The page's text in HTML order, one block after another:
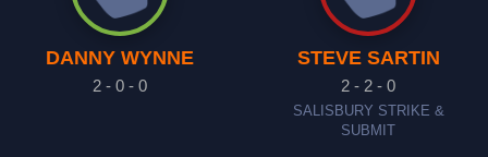
DANNY WYNNE
2 - 0 - 0
STEVE SARTIN
2 - 2 - 0
SALISBURY STRIKE &
SUBMIT